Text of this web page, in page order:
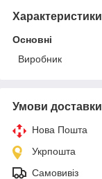
Характеристики
Основні
Виробник
Умови доставки
Нова Пошта
Укрпошта
Самовивіз